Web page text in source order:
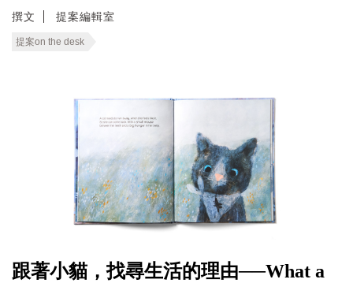
撰文 提案編輯室
提案on the desk
跟著小貓，找尋生活的理由──What a